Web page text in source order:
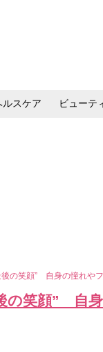
ルスケア ビューテ
後の笑顔” 自身の憧れや
の笑顔” 自